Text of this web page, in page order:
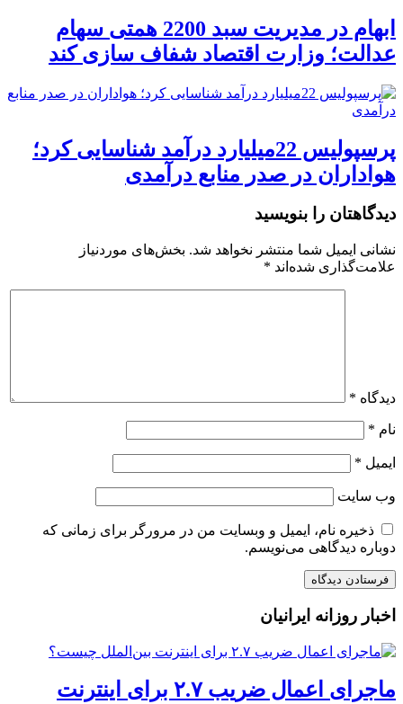
ابهام در مدیریت سبد 2200 همتی سهام
عدالت؛ وزارت اقتصاد شفاف سازی کند
پرسپولیس 22میلیارد درآمد شناسایی کرد؛
هواداران در صدر منابع درآمدی
دیدگاهتان را بنویسید
نشانی ایمیل شما منتشر نخواهد شد. بخش‌های موردنیاز
علامت‌گذاری شده‌اند *
دیدگاه *
نام *
ایمیل *
وب‌ سایت
ذخیره نام، ایمیل و وبسایت من در مرورگر برای زمانی که
دوباره دیدگاهی می‌نویسم.
اخبار روزانه ایرانیان
ماجرای اعمال ضریب ۲.۷ برای اینترنت